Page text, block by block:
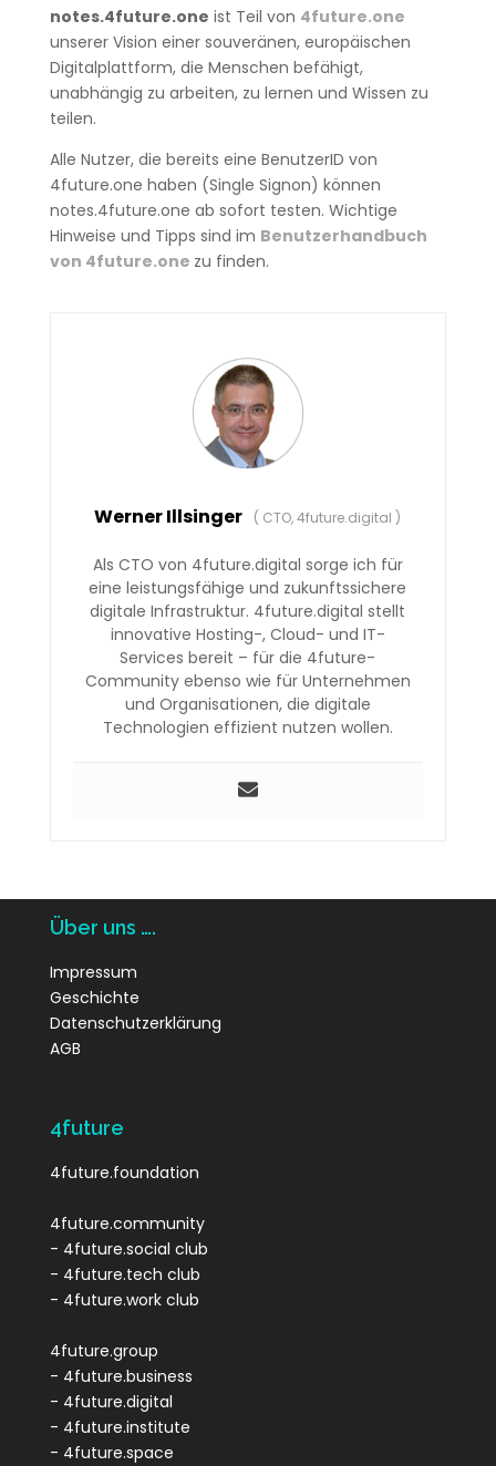
notes.4future.one ist Teil von 4future.one
unserer Vision einer souveränen, europäischen
Digitalplattform, die Menschen befähigt,
unabhängig zu arbeiten, zu lernen und Wissen zu
teilen.
Alle Nutzer, die bereits eine BenutzerID von
4future.one haben (Single Signon) können
notes.4future.one ab sofort testen. Wichtige
Hinweise und Tipps sind im Benutzerhandbuch
von 4future.one zu finden.
Werner Illsinger ( CTO, 4future.digital )
Als CTO von 4future.digital sorge ich für
eine leistungsfähige und zukunftssichere
digitale Infrastruktur. 4future.digital stellt
innovative Hosting-, Cloud- und IT-
Services bereit – für die 4future-
Community ebenso wie für Unternehmen
und Organisationen, die digitale
Technologien effizient nutzen wollen.
Über uns ….
Impressum
Geschichte
Datenschutzerklärung
AGB
4future
4future.foundation
4future.community
- 4future.social club
- 4future.tech club
- 4future.work club
4future.group
- 4future.business
- 4future.digital
- 4future.institute
- 4future.space